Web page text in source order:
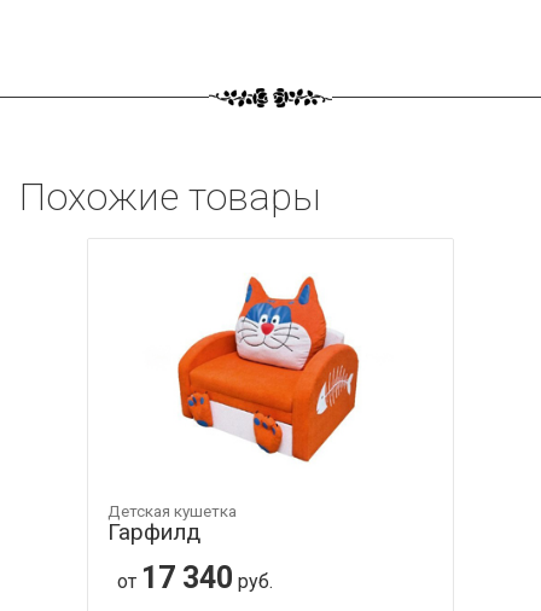
Похожие товары
Детская кушетка
Гарфилд
от 17 340 руб.